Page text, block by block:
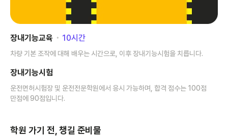
장내기능교육 ･ 10시간
차량 기본 조작에 대해 배우는 시간으로, 이후 장내기능시험을 치릅니다.
장내기능시험
운전면허시험장 및 운전전문학원에서 응시 가능하며, 합격 점수는 100점
만점에 90점입니다.
학원 가기 전, 챙길 준비물